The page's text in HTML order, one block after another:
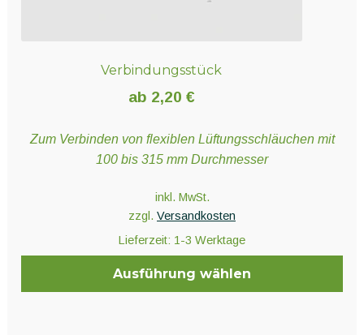
Verbindungsstück
ab 2,20 €
Zum Verbinden von flexiblen Lüftungsschläuchen mit
100 bis 315 mm Durchmesser
inkl. MwSt.
zzgl. Versandkosten
Lieferzeit: 1-3 Werktage
Ausführung wählen